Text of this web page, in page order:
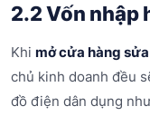
2.2 Vốn nhập
Khi mở cửa hàng
chủ kinh doanh đều
đồ điện dân dụng